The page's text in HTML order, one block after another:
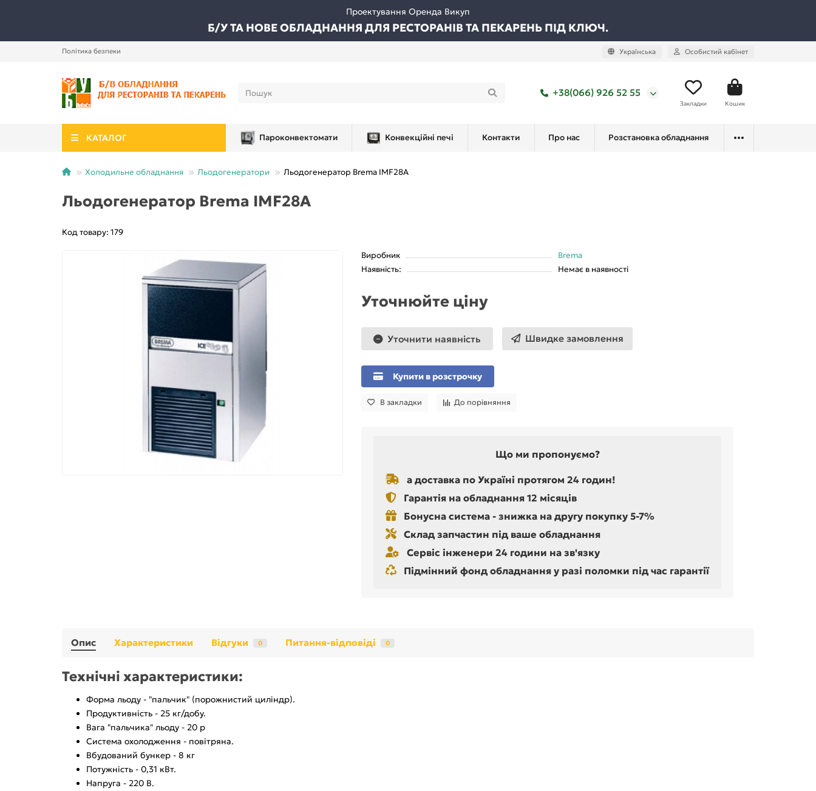
Проектування Оренда Викуп
Б/У ТА НОВЕ ОБЛАДНАННЯ ДЛЯ РЕСТОРАНІВ ТА ПЕКАРЕНЬ ПІД КЛЮЧ.
Політика безпеки Українська Особистий кабінет
+38(066) 926 52 55
Закладки Кошик
КАТАЛОГ Пароконвектомати Конвекційні печі Контакти Про нас Розстановка обладнання
Холодильне обладнання Льодогенератори Льодогенератор Brema IMF28A
Льодогенератор Brema IMF28A
Код товару: 179
Виробник
Brema
Наявність:
Немає в наявності
Уточнюйте ціну
Уточнити наявність Швидке замовлення
Купити в розстрочку
В закладки До порівняння
Що ми пропонуємо?
а доставка по Україні протягом 24 годин!
Гарантія на обладнання 12 місяців
Бонусна система - знижка на другу покупку 5-7%
Склад запчастин під ваше обладнання
Сервіс інженери 24 години на зв'язку
Підмінний фонд обладнання у разі поломки під час гарантії
Опис Характеристики Відгуки 0 Питання-відповіді 0
Технічні характеристики:
Форма льоду - "пальчик" (порожнистий циліндр).
Продуктивність - 25 кг/добу.
Вага "пальчика" льоду - 20 р
Система охолодження - повітряна.
Вбудований бункер - 8 кг
Потужність - 0,31 кВт.
Напруга - 220 В.